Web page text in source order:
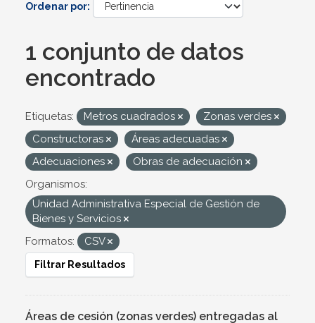
Ordenar por
1 conjunto de datos
encontrado
Etiquetas: Metros cuadrados
Zonas verdes
Constructoras
Áreas adecuadas
Adecuaciones
Obras de adecuación
Organismos:
Unidad Administrativa Especial de Gestión de
Bienes y Servicios
Formatos:
CSV
Filtrar Resultados
Áreas de cesión (zonas verdes) entregadas al